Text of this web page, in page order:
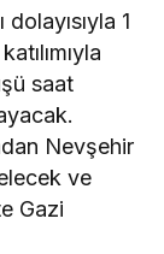
dolayısıyla 1
saat
Nevşehir
ve
Gazi